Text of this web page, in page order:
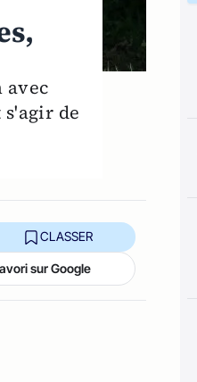
avec
de
CLASSER
sur Google